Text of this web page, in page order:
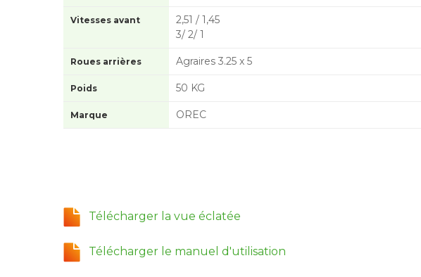
Vitesses avant
2,51 / 1,45
3/ 2/ 1
Roues arrières Agraires 3.25 x 5
Poids 50 KG
Marque OREC
Télécharger la vue éclatée
Télécharger le manuel d'utilisation